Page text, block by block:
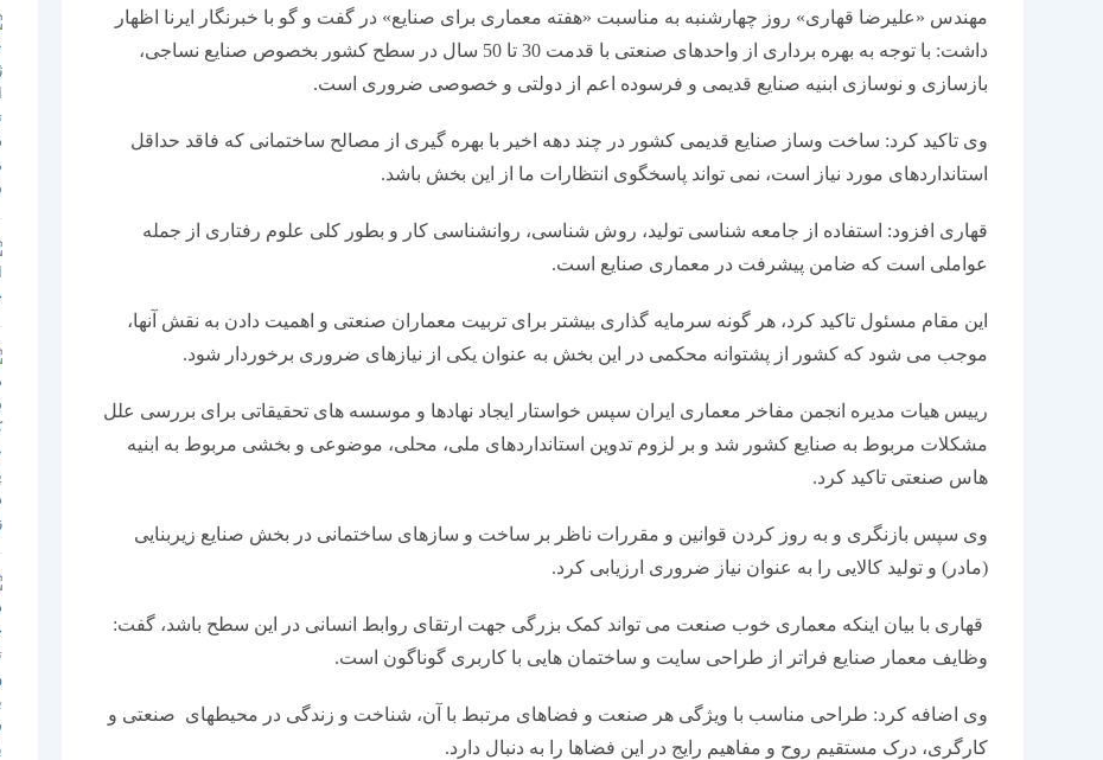
مهندس «علیرضا قهاری» روز چهارشنبه به مناسبت «هفته معماری برای صنایع» در گفت و گو با خبرنگار ایرنا اظهار
داشت: با توجه به بهره برداری از واحدهای صنعتی با قدمت 30 تا 50 سال در سطح کشور بخصوص صنایع نساجی،
بازسازی و نوسازی ابنیه صنایع قدیمی و فرسوده اعم از دولتی و خصوصی ضروری است.
وی تاکید کرد: ساخت وساز صنایع قدیمی کشور در چند دهه اخیر با بهره گیری از مصالح ساختمانی که فاقد حداقل
استانداردهای مورد نیاز است، نمی تواند پاسخگوی انتظارات ما از این بخش باشد.
قهاری افزود: استفاده از جامعه شناسی تولید، روش شناسی، روانشناسی کار و بطور کلی علوم رفتاری از جمله
عواملی است که ضامن پیشرفت در معماری صنایع است.
این مقام مسئول تاکید کرد، هر گونه سرمایه گذاری بیشتر برای تربیت معماران صنعتی و اهمیت دادن به نقش آنها،
موجب می شود که کشور از پشتوانه محکمی در این بخش به عنوان یکی از نیازهای ضروری برخوردار شود.
رییس هیات مدیره انجمن مفاخر معماری ایران سپس خواستار ایجاد نهادها و موسسه های تحقیقاتی برای بررسی علل
مشکلات مربوط به صنایع کشور شد و بر لزوم تدوین استانداردهای ملی، محلی، موضوعی و بخشی مربوط به ابنیه
هاس صنعتی تاکید کرد.
وی سپس بازنگری و به روز کردن قوانین و مقررات ناظر بر ساخت و سازهای ساختمانی در بخش صنایع زیربنایی
(مادر) و تولید کالایی را به عنوان نیاز ضروری ارزیابی کرد.
قهاری با بیان اینکه معماری خوب صنعت می تواند کمک بزرگی جهت ارتقای روابط انسانی در این سطح باشد، گفت:
وظایف معمار صنایع فراتر از طراحی سایت و ساختمان هایی با کاربری گوناگون است.
وی اضافه کرد: طراحی مناسب با ویژگی هر صنعت و فضاهای مرتبط با آن، شناخت و زندگی در محیطهای صنعتی و
کارگری، درک مستقیم روح و مفاهیم رایج در این فضاها را به دنبال دارد.